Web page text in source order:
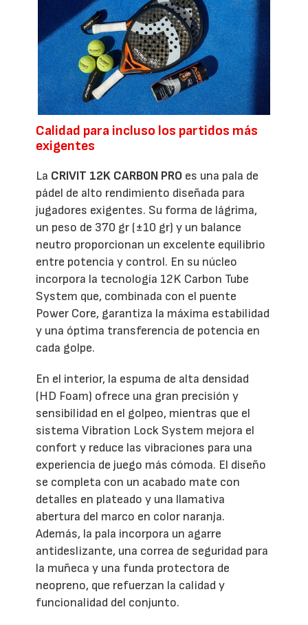
Calidad para incluso los partidos más
exigentes
La CRIVIT 12K CARBON PRO es una pala de
pádel de alto rendimiento diseñada para
jugadores exigentes. Su forma de lágrima,
un peso de 370 gr (±10 gr) y un balance
neutro proporcionan un excelente equilibrio
entre potencia y control. En su núcleo
incorpora la tecnología 12K Carbon Tube
System que, combinada con el puente
Power Core, garantiza la máxima estabilidad
y una óptima transferencia de potencia en
cada golpe.
En el interior, la espuma de alta densidad
(HD Foam) ofrece una gran precisión y
sensibilidad en el golpeo, mientras que el
sistema Vibration Lock System mejora el
confort y reduce las vibraciones para una
experiencia de juego más cómoda. El diseño
se completa con un acabado mate con
detalles en plateado y una llamativa
abertura del marco en color naranja.
Además, la pala incorpora un agarre
antideslizante, una correa de seguridad para
la muñeca y una funda protectora de
neopreno, que refuerzan la calidad y
funcionalidad del conjunto.